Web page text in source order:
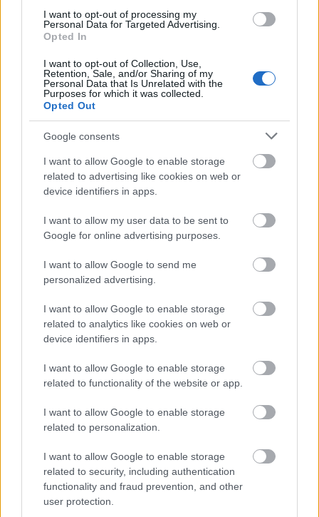
I want to opt-out of processing my
Personal Data for Targeted Advertising.
Opted In
I want to opt-out of Collection, Use,
Retention, Sale, and/or Sharing of my
Personal Data that Is Unrelated with the
Purposes for which it was collected.
Opted Out
Google consents
I want to allow Google to enable storage
related to advertising like cookies on web or
device identifiers in apps.
I want to allow my user data to be sent to
Google for online advertising purposes.
I want to allow Google to send me
personalized advertising.
I want to allow Google to enable storage
related to analytics like cookies on web or
device identifiers in apps.
I want to allow Google to enable storage
related to functionality of the website or app.
I want to allow Google to enable storage
related to personalization.
I want to allow Google to enable storage
related to security, including authentication
functionality and fraud prevention, and other
user protection.
ΝΑΞΟΣ - ΔΙΑΜΟΝΗ
αυθεντική φιλοξενία στην καρδιά της
Νάξου
ΓΕΥΣΗ